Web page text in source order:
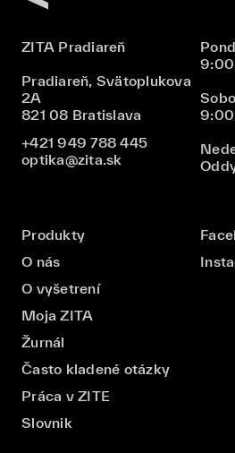
ZITA Pradiareň
Pradiareň, Svätoplukova
2A
821 08 Bratislava
+421 949 788 445
optika@zita.sk
9:00
9:00
Produkty
O nás
O vyšetrení
Moja ZITA
Žurnál
Často kladené otázky
Práca v ZITE
Slovnik